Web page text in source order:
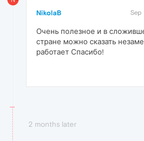
NikolaB Sep
Очень полезное и в
стране можно сказать
работает Спасибо!
2 months later